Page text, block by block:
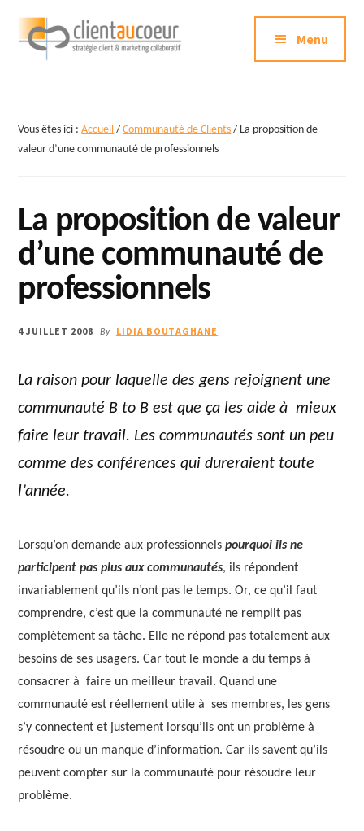
contenu
Additional
menu
expériences
mémorables
ROI
Menu
Vous êtes ici :Accueil / Communauté de Clients /La proposition de
valeur d’une communauté de professionnels
La proposition de valeur
d’une communauté de
professionnels
4 JUILLET 2008 By LIDIA BOUTAGHANE
La raison pour laquelle des gens rejoignent une
communauté B to B est que ça les aide à mieux
faire leur travail. Les communautés sont un peu
comme des conférences qui dureraient toute
l’année.
Lorsqu’on demande aux professionnelspourquoi ils ne
participent pas plus aux communautés, ils répondent
invariablement qu’ils n’ont pas le temps. Or, ce qu’il faut
comprendre, c’est que la communauté ne remplit pas
complètement sa tâche. Elle ne répond pas totalement aux
besoins de ses usagers. Car tout le monde a du temps à
consacrer à faire un meilleur travail. Quand une
communauté est réellement utile à ses membres, les gens
s’y connectent et justement lorsqu’ils ont un problème à
résoudre ou un manque d’information. Car ils savent qu’ils
peuvent compter sur la communauté pour résoudre leur
problème.